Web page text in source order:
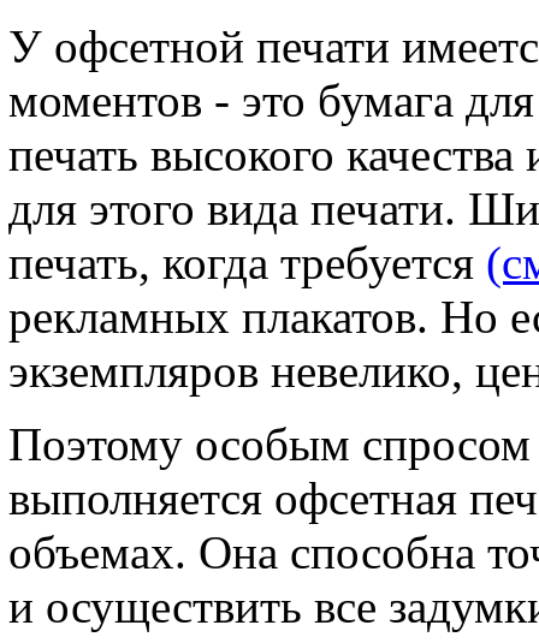
У офсетной печати
моментов - это бумага
печать высокого
для этого вида печати.
печать, когда требуется
рекламных плакатов. Но
экземпляров невелико,
Поэтому особым спросом
выполняется офсетная
объемах. Она способна
и осуществить все